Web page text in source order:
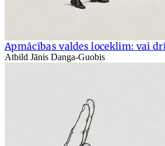
Apmācības valdes loceklim: vai
Atbild Jānis Danga-Guobis